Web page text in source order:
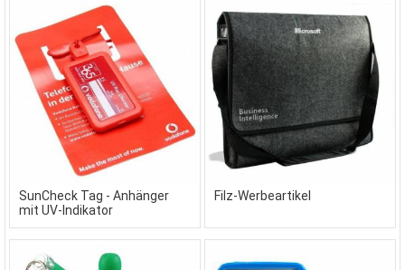
SunCheck Tag - Anhänger
mit UV-Indikator
Filz-Werbeartikel